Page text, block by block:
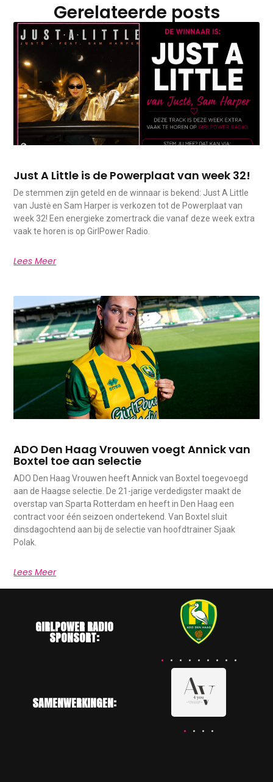
Gerelateerde posts
Just A Little is de Powerplaat van week 32!
De stemmen zijn geteld en de winnaar is bekend: Just A Little
van Justė en Sam Harper is verkozen tot de Powerplaat van
week 32! Een energieke zomertrack die vanaf deze week extra
vaak te horen is op GirlPower Radio.
Lees Meer
ADO Den Haag Vrouwen voegt Annick van
Boxtel toe aan selectie
ADO Den Haag Vrouwen heeft Annick van Boxtel toegevoegd
aan de Haagse selectie. De 21-jarige verdedigster maakt de
overstap van Sparta Rotterdam en heeft in Den Haag een
contract voor één seizoen ondertekend. Van Boxtel sluit
dinsdagochtend aan bij de selectie van hoofdtrainer Sjaak
Polak.
Lees Meer
GIRLPOWER RADIO
SPONSORT:
SAMENWERKINGEN: